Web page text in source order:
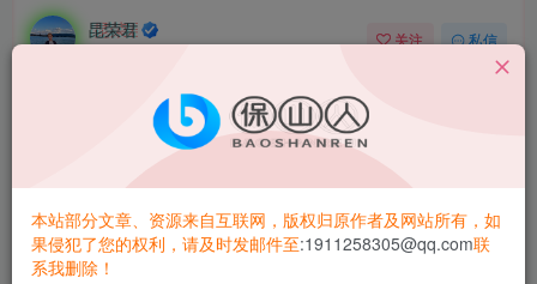
昆荣君
2年前更新
关注 私信
ZHEYI自动采集壁纸是一个使用360壁纸官方数据接口实现数
该源码具有简单易用、高效稳定的特点，适用于PHP版本5.6
本站部分文章、资源来自互联网，版权归原作者及网站所有，如
果侵犯了您的权利，请及时发邮件至:1911258305@qq.com联
系我删除！